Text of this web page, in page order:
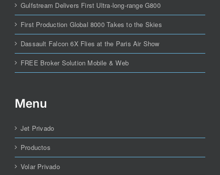
Gulfstream Delivers First Ultra-long-range G800
First Production Global 8000 Takes to the Skies
Dassault Falcon 6X Flies at the Paris Air Show
FREE Broker Solution Mobile & Web
Menu
Jet Privado
Productos
Volar Privado